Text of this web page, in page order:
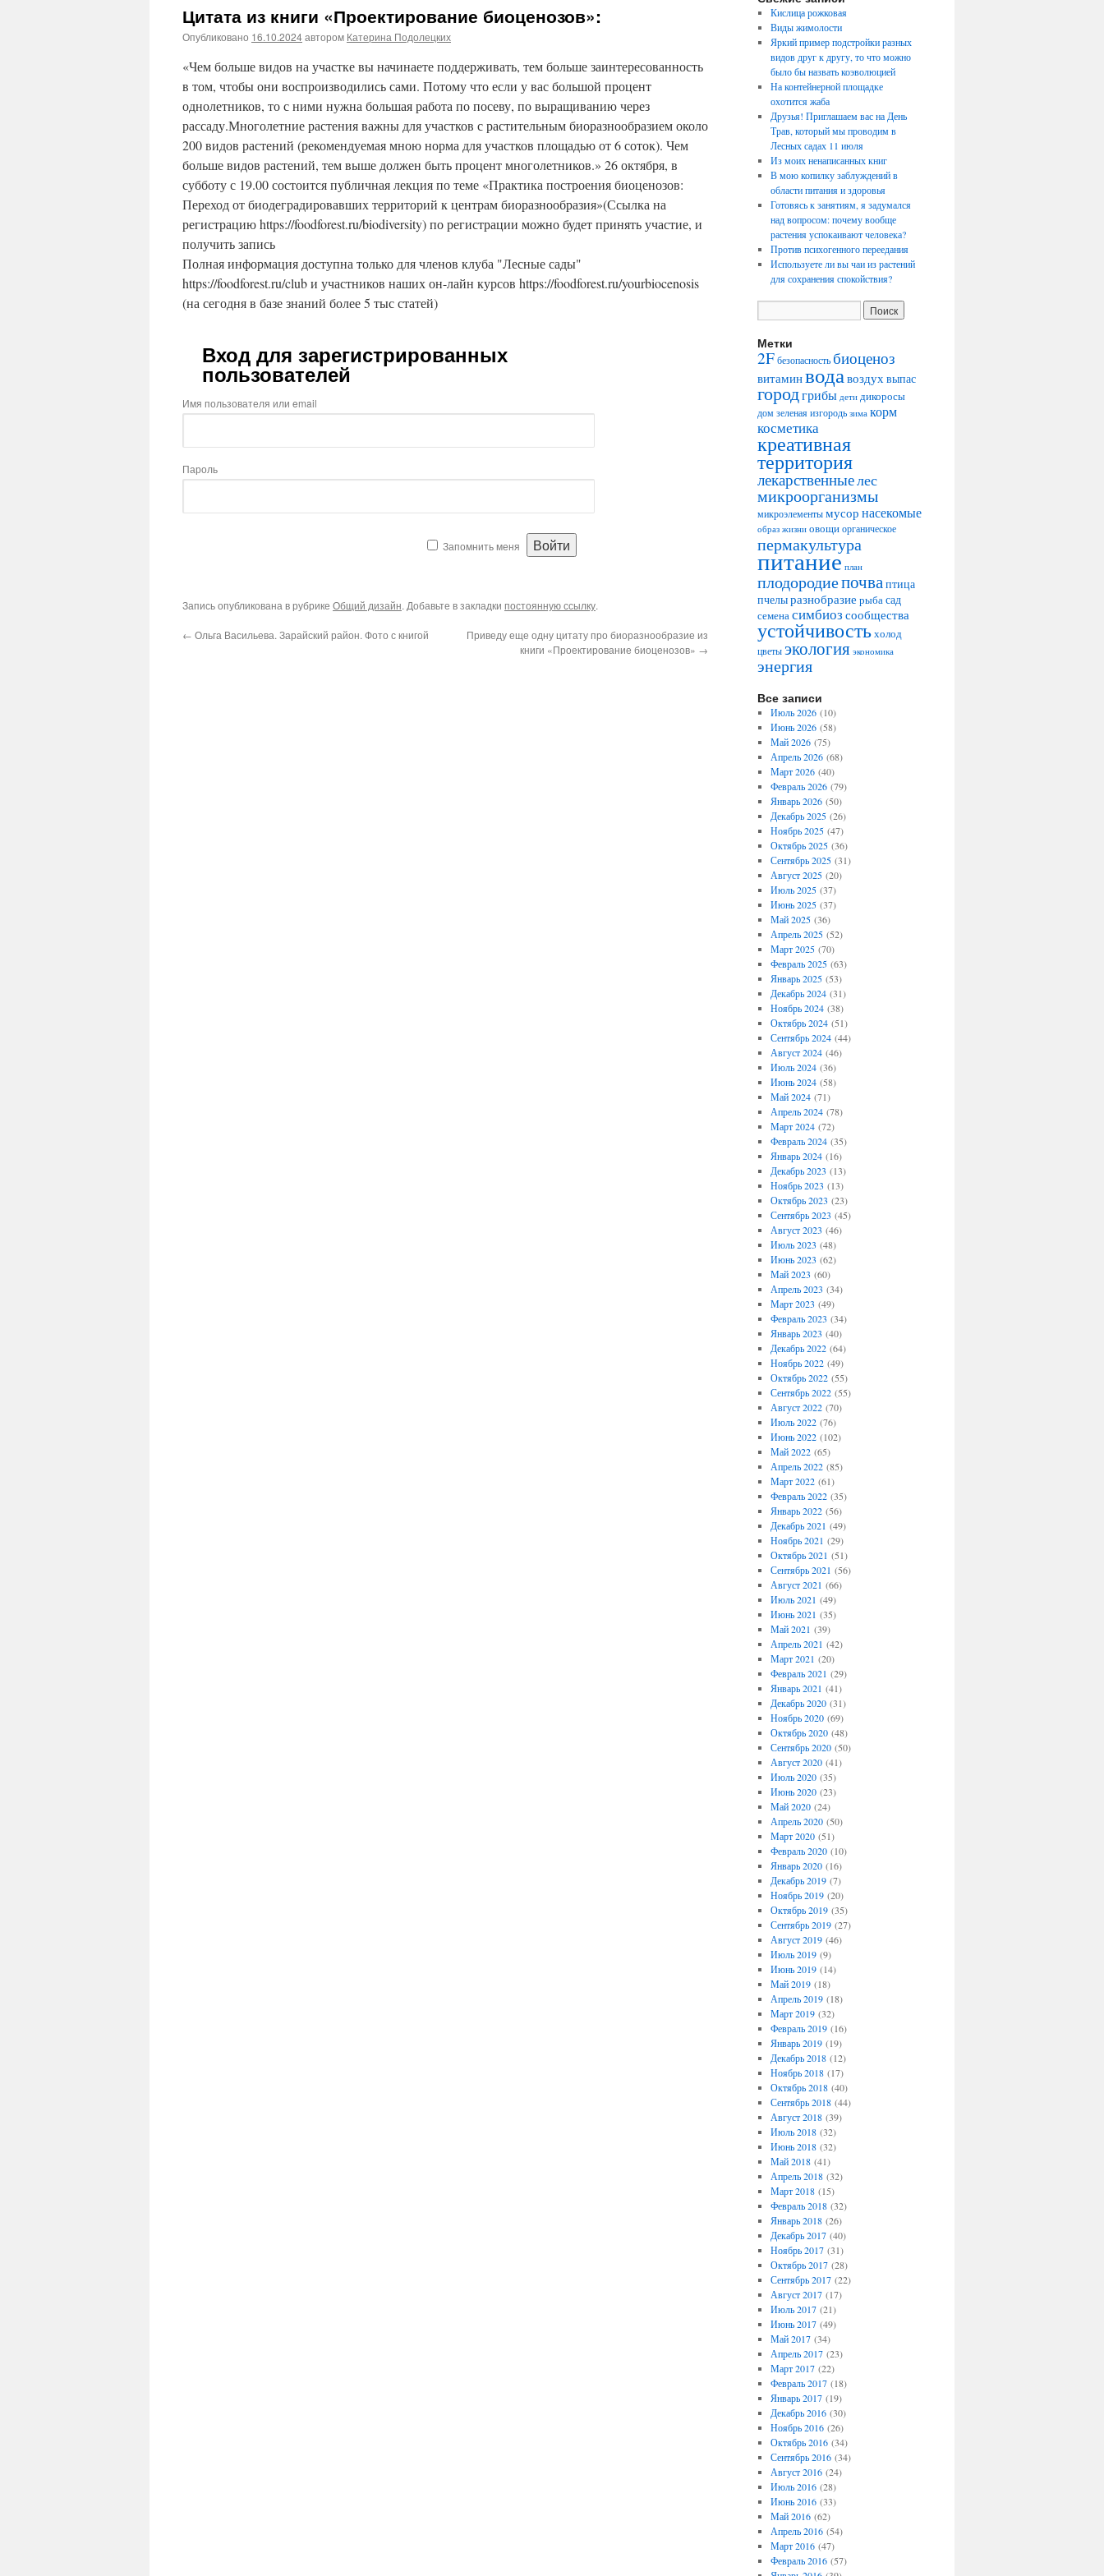
Цитата из книги «Проектирование биоценозов»:
Опубликовано 16.10.2024автором Катерина Подолецких
«Чем больше видов на участке вы начинаете поддерживать, тем больше заинтересованность
в том, чтобы они воспроизводились сами. Потому что если у вас большой процент
однолетников, то с ними нужна большая работа по посеву, по выращиванию через
рассаду.Многолетние растения важны для участков с растительным биоразнообразием около
200 видов растений (рекомендуемая мною норма для участков площадью от 6 соток). Чем
больше видов растений, тем выше должен быть процент многолетников.» 26 октября, в
субботу с 19.00 состоится публичная лекция по теме «Практика построения биоценозов:
Переход от биодеградировавших территорий к центрам биоразнообразия»(Ссылка на
регистрацию https://foodforest.ru/biodiversity) по регистрации можно будет принять участие, и
получить запись
Полная информация доступна только для членов клуба "Лесные сады"
https://foodforest.ru/club и участников наших он-лайн курсов https://foodforest.ru/yourbiocenosis
(на сегодня в базе знаний более 5 тыс статей)
Вход для зарегистрированных
пользователей
Имя пользователя или email
Пароль
Запомнить меня
Запись опубликована в рубрике Общий дизайн. Добавьте в закладки постоянную ссылку.
← Ольга Васильева. Зарайский район. Фото с книгой
Приведу еще одну цитату про биоразнообразие из
книги «Проектирование биоценозов» →
Кислица рожковая
Виды жимолости
Яркий пример подстройки разных
видов друг к другу, то что можно
было бы назвать коэволюцией
На контейнерной площадке
охотится жаба
Друзья! Приглашаем вас на День
Трав, который мы проводим в
Лесных садах 11 июля
Из моих ненаписанных книг
В мою копилку заблуждений в
области питания и здоровья
Готовясь к занятиям, я задумался
над вопросом: почему вообще
растения успокаивают человека?
Против психогенного переедания
Используете ли вы чаи из растений
для сохранения спокойствия?
Метки
2F безопасность биоценоз
витаминводавоздухвыпас
городгрибы дети дикоросы
домзеленая изгородь зима корм
косметика
креативная
территория
лекарственныелес
микроорганизмы
микроэлементымусор насекомые
образ жизни овощи органическое
пермакультура
питание план
плодородиепочваптица
пчелыразнобразие рыбасад
семенасимбиоз сообщества
устойчивостьхолод
цветы экология экономика
энергия
Все записи
Июль 2026(10)
Июнь 2026(58)
Май 2026(75)
Апрель 2026(68)
Март 2026(40)
Февраль 2026(79)
Январь 2026(50)
Декабрь 2025(26)
Ноябрь 2025(47)
Октябрь 2025(36)
Сентябрь 2025(31)
Август 2025(20)
Июль 2025(37)
Июнь 2025(37)
Май 2025(36)
Апрель 2025(52)
Март 2025(70)
Февраль 2025(63)
Январь 2025(53)
Декабрь 2024(31)
Ноябрь 2024(38)
Октябрь 2024(51)
Сентябрь 2024(44)
Август 2024(46)
Июль 2024(36)
Июнь 2024(58)
Май 2024(71)
Апрель 2024(78)
Март 2024(72)
Февраль 2024(35)
Январь 2024(16)
Декабрь 2023 (13)
Ноябрь 2023 (13)
Октябрь 2023 (23)
Сентябрь 2023 (45)
Август 2023 (46)
Июль 2023 (48)
Июнь 2023 (62)
Май 2023 (60)
Апрель 2023 (34)
Март 2023 (49)
Февраль 2023 (34)
Январь 2023 (40)
Декабрь 2022(64)
Ноябрь 2022(49)
Октябрь 2022(55)
Сентябрь 2022(55)
Август 2022(70)
Июль 2022(76)
Июнь 2022(102)
Май 2022(65)
Апрель 2022(85)
Март 2022(61)
Февраль 2022(35)
Январь 2022(56)
Декабрь 2021 (49)
Ноябрь 2021 (29)
Октябрь 2021 (51)
Сентябрь 2021 (56)
Август 2021 (66)
Июль 2021 (49)
Июнь 2021 (35)
Май 2021 (39)
Апрель 2021 (42)
Март 2021 (20)
Февраль 2021 (29)
Январь 2021 (41)
Декабрь 2020(31)
Ноябрь 2020(69)
Октябрь 2020(48)
Сентябрь 2020(50)
Август 2020(41)
Июль 2020(35)
Июнь 2020(23)
Май 2020(24)
Апрель 2020(50)
Март 2020(51)
Февраль 2020(10)
Январь 2020(16)
Декабрь 2019(7)
Ноябрь 2019(20)
Октябрь 2019(35)
Сентябрь 2019(27)
Август 2019(46)
Июль 2019(9)
Июнь 2019(14)
Май 2019(18)
Апрель 2019(18)
Март 2019(32)
Февраль 2019(16)
Январь 2019(19)
Декабрь 2018(12)
Ноябрь 2018(17)
Октябрь 2018(40)
Сентябрь 2018(44)
Август 2018(39)
Июль 2018(32)
Июнь 2018(32)
Май 2018(41)
Апрель 2018(32)
Март 2018(15)
Февраль 2018(32)
Январь 2018(26)
Декабрь 2017(40)
Ноябрь 2017(31)
Октябрь 2017(28)
Сентябрь 2017(22)
Август 2017(17)
Июль 2017(21)
Июнь 2017(49)
Май 2017(34)
Апрель 2017(23)
Март 2017(22)
Февраль 2017(18)
Январь 2017(19)
Декабрь 2016(30)
Ноябрь 2016(26)
Октябрь 2016(34)
Сентябрь 2016(34)
Август 2016(24)
Июль 2016(28)
Июнь 2016(33)
Май 2016(62)
Апрель 2016(54)
Март 2016(47)
Февраль 2016(57)